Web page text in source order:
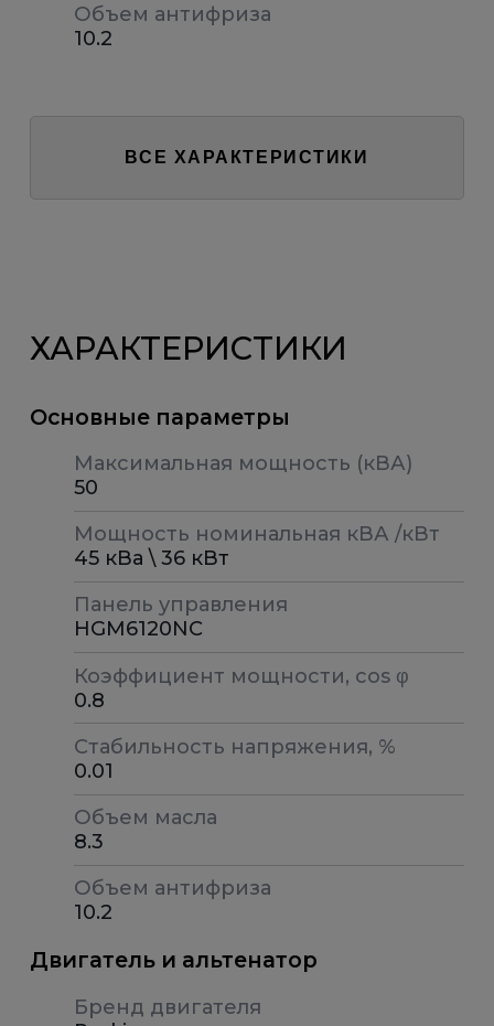
Объем антифриза
10.2
ВСЕ ХАРАКТЕРИСТИКИ
ХАРАКТЕРИСТИКИ
Основные параметры
Максимальная мощность (кВА)
50
Мощность номинальная кВА /кВт
45 кВа \ 36 кВт
Панель управления
HGM6120NC
Коэффициент мощности, cos φ
0.8
Стабильность напряжения, %
0.01
Объем масла
8.3
Объем антифриза
10.2
Двигатель и альтенатор
Бренд двигателя